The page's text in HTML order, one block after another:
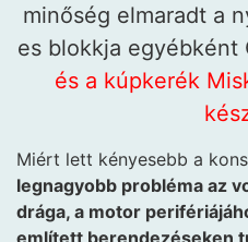
minőség elmaradt a
es blokkja egyébként
és a kúpkerék
Miért lett kényesebb a
legnagyobb probléma az
drága, a motor
említett berendezéseken